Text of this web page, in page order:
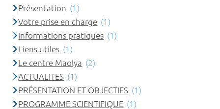
Présentation (1)
Votre prise en charge (1)
Informations pratiques (1)
Liens utiles (1)
Le centre Maolya (2)
ACTUALITES (1)
PRÉSENTATION ET OBJECTIFS (1)
PROGRAMME SCIENTIFIQUE (1)